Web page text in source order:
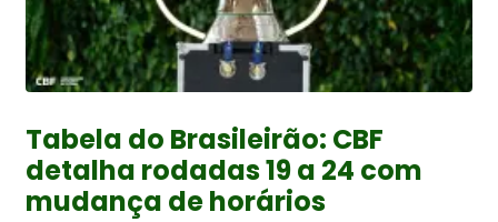
Tabela do Brasileirão: CBF
detalha rodadas 19 a 24 com
mudança de horários